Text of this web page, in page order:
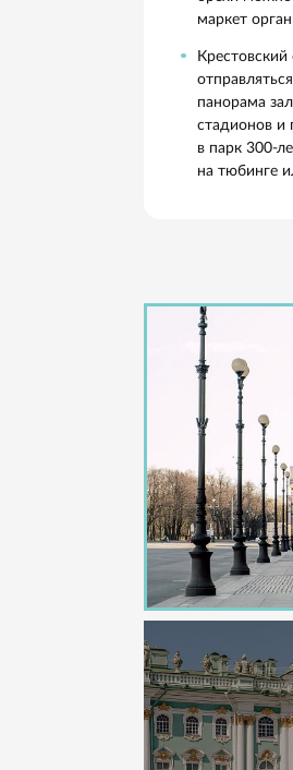
—
Здесь
саду,
самом
орехи
в парк
на